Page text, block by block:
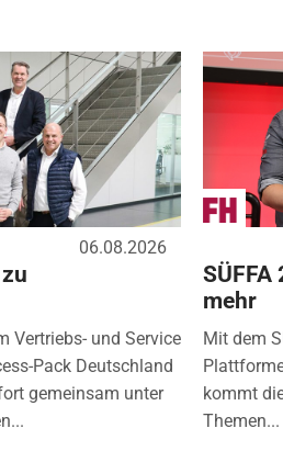
06.08.2026
Vertriebs- und Service
Pack Deutschland
gemeinsam unter
SÜFFA
mehr
Mit dem
kommt
Themen...